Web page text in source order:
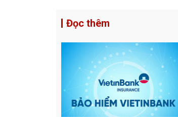
Đọc thêm